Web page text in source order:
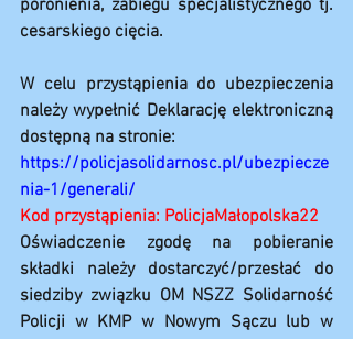
poronienia, zabiegu specjalistycznego tj.
cesarskiego cięcia.
W celu przystąpienia do ubezpieczenia
należy wypełnić Deklarację elektroniczną
dostępną na stronie:
https://policjasolidarnosc.pl/ubezpiecze
nia-1/generali/
Kod przystąpienia: PolicjaMałopolska22
Oświadczenie zgodę na pobieranie
składki należy dostarczyć/przesłać do
siedziby związku OM NSZZ Solidarność
Policji w KMP w Nowym Sączu lub w